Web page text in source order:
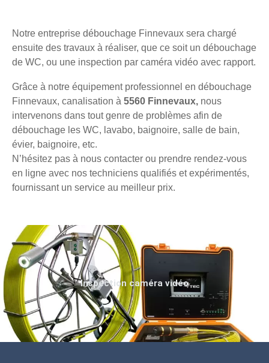
Notre entreprise débouchage Finnevaux sera chargé
ensuite des travaux à réaliser, que ce soit un débouchage
de WC, ou une inspection par caméra vidéo avec rapport.
Grâce à notre équipement professionnel en débouchage
Finnevaux, canalisation à 5560 Finnevaux, nous
intervenons dans tout genre de problèmes afin de
débouchage les WC, lavabo, baignoire, salle de bain,
évier, baignoire, etc.
N’hésitez pas à nous contacter ou prendre rendez-vous
en ligne avec nos techniciens qualifiés et expérimentés,
fournissant un service au meilleur prix.
Inspection caméra vidéo